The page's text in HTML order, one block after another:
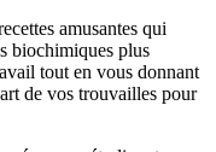
amusantes qui
biochimiques plus
tout en vous donnant
de vos trouvailles pour